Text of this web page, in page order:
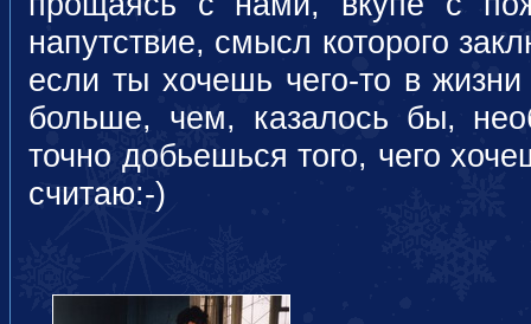
напутствие, смысл которого
если ты хочешь чего-то в
больше, чем, казалось бы,
точно добьешься того, чего
считаю:-)